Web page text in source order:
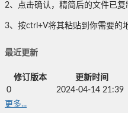
2、点击确认，精简后的文件已复
3、按ctrl+V将其粘贴到你需要的
最近更新
修订版本 更新时间
0
2024-04-14 21:39
更多...